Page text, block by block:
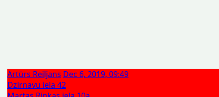
Artūrs Reiljans Dec 6, 2019, 09:49
Dzirnavu iela 42